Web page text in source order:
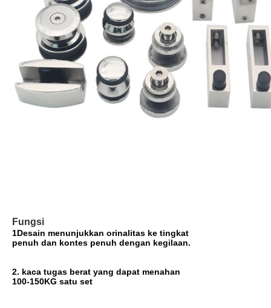
Fungsi
1Desain menunjukkan orinalitas ke tingkat
penuh dan kontes penuh dengan kegilaan.
2. kaca tugas berat yang dapat menahan
100-150KG satu set